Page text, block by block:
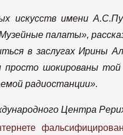
искусств имени
палаты»,
в заслугах Ирины
шокированы
радиостанции».
Центра